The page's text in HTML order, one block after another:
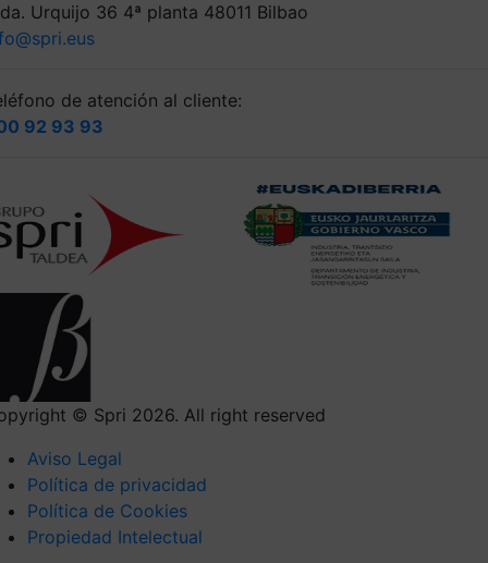
Urquijo 36 4ª planta 48011 Bilbao
de atención al cliente:
92 93 93
© Spri 2026. All right reserved
Aviso Legal
Política de privacidad
Política de Cookies
Propiedad Intelectual